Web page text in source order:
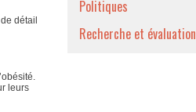
détail
leurs
Politiques
Recherche et évaluation